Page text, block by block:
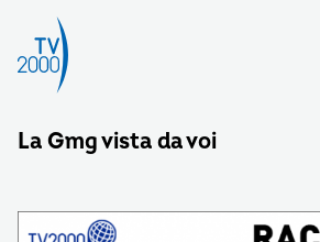
La Gmg vista da voi